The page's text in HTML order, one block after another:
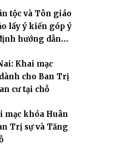
an cư tại chỗ khu vực
Khải Tường.
tộc và Tôn giáo
lấy ý kiến góp ý
hướng dẫn
Khai mạc
cho Ban Trị
cư tại chỗ
mạc khóa Huân
Trị sự và Tăng